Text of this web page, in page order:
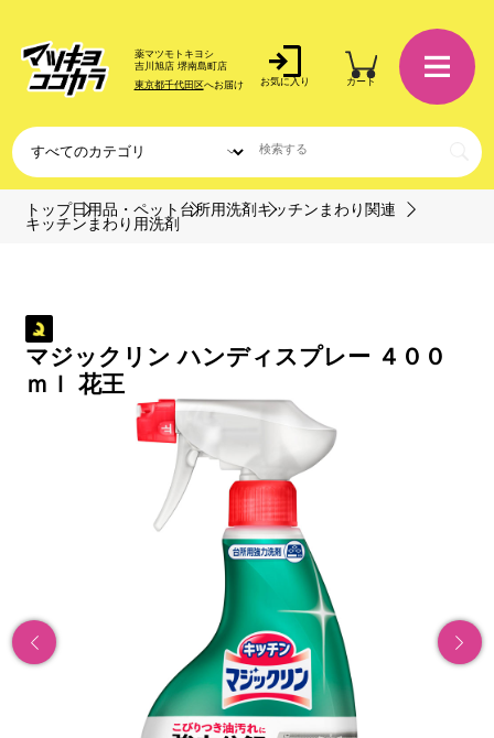
薬マツモトキヨシ
吉川旭店 堺南島町店
東京都千代田区へお届け お気に入り カート
トップ日用品・ペット 台所用洗剤 キッチンまわり関連
キッチンまわり用洗剤
マジックリン ハンディスプレー ４００
ｍｌ 花王